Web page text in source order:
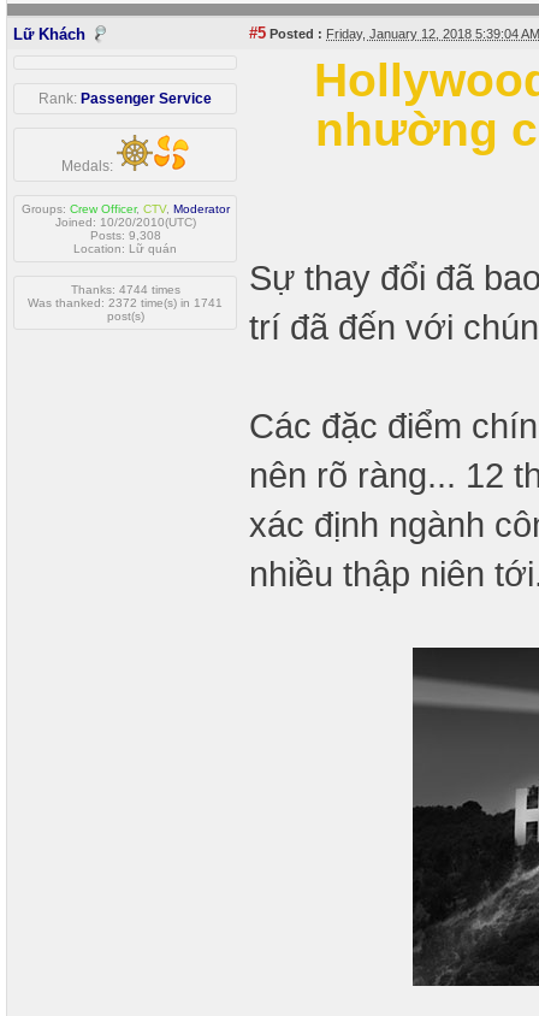
Lữ Khách #5 Posted : Friday, January 12, 2018 5:39:04
Rank: Passenger Service
Medals:
Groups: Crew Officer, CTV, Moderator
Joined: 10/20/2010(UTC)
Posts: 9,308
Location: Lữ quán
Thanks: 4744 times
Was thanked: 2372 time(s) in 1741
post(s)
nhường
Sự thay đổi đã
trí đã đến với
Các đặc điểm
nên rõ ràng... 12
xác định ngành
nhiều thập niên